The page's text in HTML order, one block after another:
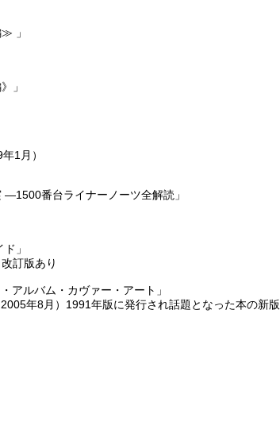
」
」
1月）
―1500番台ライナーノーツ全解読」
」
訂版あり
アルバム・カヴァー・アート」
2005年8月）1991年版に発行され話題となった本の新版